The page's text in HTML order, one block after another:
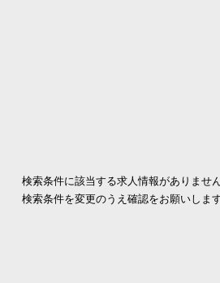
検索条件に該当する求人情報がありません
検索条件を変更のうえ確認をお願いします